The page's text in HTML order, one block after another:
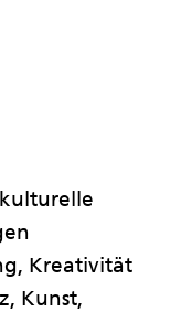
Kreativität
Kunst,